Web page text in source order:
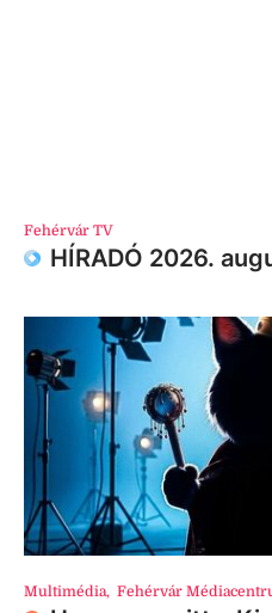
Fehérvár TV
HÍRADÓ 2026.
Multimédia, Fehérvár